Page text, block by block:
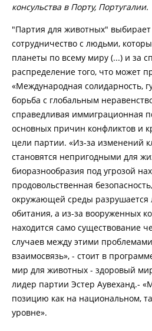
консульства в Порту, Португалии.
"Партия для животных"
сотрудничество с людьми,
планеты по всему миру (...) и за
распределение того, что может
«Международная солидарность,
борьба с глобальным
справедливая иммиграционная
основных причин конфликтов и
цели партии. «Из-за изменений
становятся непригодными для
биоразнообразия под угрозой
продовольственная
окружающей среды разрушается
обитания, а из-за вооруженных
находится само существование
случаев между этими
взаимосвязь», - стоит в
мир для животных - здоровый
лидер партии Эстер Аувеханд.-
позицию как на национальном,
уровне».